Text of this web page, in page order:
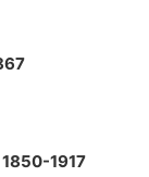
1850-1917